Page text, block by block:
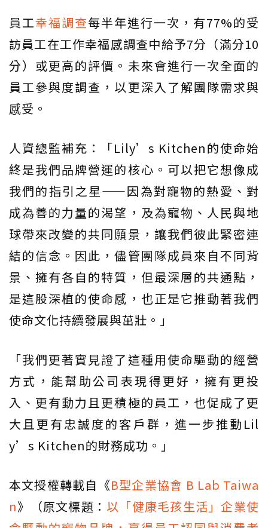
員工幸福調查每半年進行一次，有77%的受
訪員工在工作幸福感調查中給予7分（滿分10
分）或更高的評價。未來會進行一次全面的
員工參與度調查，以更深入了解團隊需求與
感受。
人資總監補充：「Lily’s Kitchen的使命始
終是我們品牌營運的核心。可以把它想像成
我們的指引之星——因為對寵物的熱愛、對
成為善的力量的渴望，及為寵物、人民與地
球帶來改變的共同願景，讓我們彼此緊密連
結的信念。因此，儘管團隊成員來自不同背
景、擁有各自的特質，但最深層的共通點，
是這股深植的使命感，也正是它推動著我們
使命文化持續發展與茁壯。」
「我們更著實見證了這種用使命驅動的經營
方式，能幫助公司表現得更好，擁有更投
入、更有動力且更積極的員工，也促成了更
大且更有忠誠度的客戶群，進一步推動Lil
y’s Kitchen的財務成功。」
本文授權轉載自《B型企業協會 B Lab Taiwa
n》（原文標題： 以「健康毛孩生活」企業使